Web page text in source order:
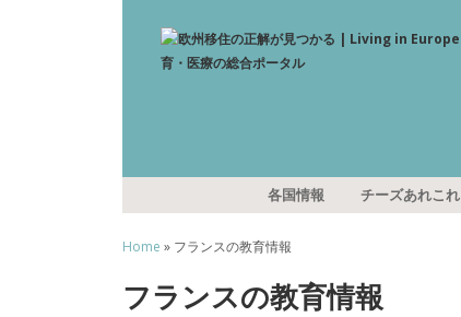
各国情報 チーズあれこれ
Home » フランスの教育情報
フランスの教育情報